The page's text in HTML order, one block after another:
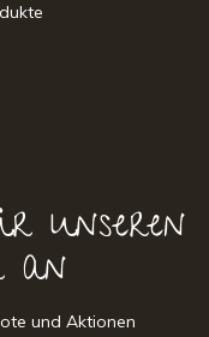
unseren
an
und Aktionen